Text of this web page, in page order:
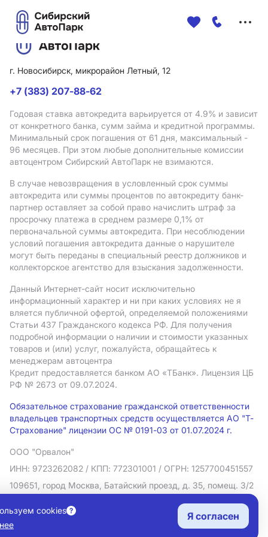
г. Новосибирск, микрорайон Летный, 12
+7 (383) 207-88-62
Годовая ставка автокредита варьируется от 4.9% и зависит
от конкретного банка, сумм займа и кредитной программы.
Минимальный срок погашения от 61 дня, максимальный -
96 месяцев. При этом любые дополнительные комиссии
автоцентром Сибирский АвтоПарк не взимаются.
В случае невозвращения в условленный срок суммы
автокредита или суммы процентов по автокредиту банк-
партнер оставляет за собой право начислить штраф за
просрочку платежа в среднем размере 0,1% от
первоначальной суммы автокредита. При несоблюдении
условий погашения автокредита данные о нарушителе
могут быть переданы в специальный реестр должников и
коллекторское агентство для взыскания задолженности.
Данный Интернет-сайт носит исключительно
информационный характер и ни при каких условиях не я
вляется публичной офертой, определяемой положениями
Статьи 437 Гражданского кодекса РФ. Для получения
подробной информации о наличии и стоимости указанных
товаров и (или) услуг, пожалуйста, обращайтесь к
менеджерам автоцентра
Кредит предоставляется банком АO «ТБанк». Лицензия ЦБ
РФ № 2673 от 09.07.2024.
Обязательное страхование гражданской ответственности
владельцев транспортных средств осуществляется АО "Т-
Страхование" лицензии ОС № 0191-03 от 01.07.2024 г.
ООО "Орвалон"
ИНН: 9723262082 / КПП: 772301001 / ОГРН: 1257700451557
109651, город Москва, Батайский проезд, д. 35, помещ. 3/2
Политика в отношении обработки персональных данных
Согласие на рекламную рассылку
Правовая информация
cookies
Я согласен